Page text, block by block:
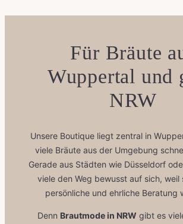
Für Bräute
Wuppertal und
NRW
Unsere Boutique liegt zentral in
viele Bräute aus der Umgebung
Gerade aus Städten wie Düsseldorf
viele den Weg bewusst auf sich, weil
persönliche und ehrliche Beratung
Denn Brautmode in NRW gibt es